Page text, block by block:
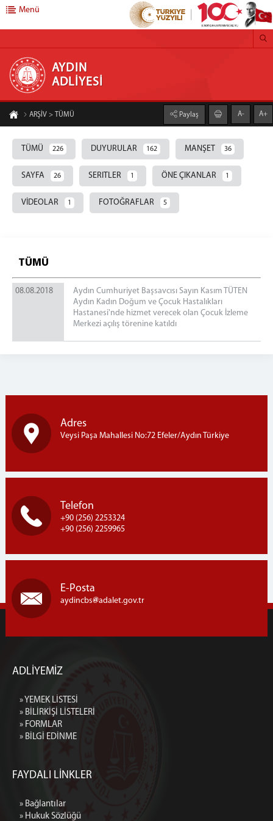
AYDIN ADLİYESİ
C.BAŞSAVCILIĞI
CUMHURİYET BAŞSAVCILIĞI
SAVCILIK BİRİMLERİMİZ
ADALET KOMİSYONU
ADALET KOMİSYONU BAŞKANLIĞI
MAHKEMELER
FAALİYET RAPORLARI
ADM MÜDÜRLÜĞÜ
BİLGİ İŞLEM MÜDÜRLÜĞÜ
İDARİ İŞLER MÜDÜRLÜĞÜ
MEDYA İLETİŞİM BÜROSU
ARABULUCULUK BÜROSU
SEÇİM KURULLARI
YEMEK LİSTESİ
MÜLHAKAT
İLETİŞİM
Menü
AYDIN
ADLİYESİ
ARŞİV > TÜMÜ Paylaş A- A+
TÜMÜ 226 DUYURULAR 162 MANŞET 36
SAYFA 26 SERITLER 1 ÖNE ÇIKANLAR 1
VİDEOLAR 1 FOTOĞRAFLAR 5
TÜMÜ
08.08.2018
Aydın Cumhuriyet Başsavcısı Sayın Kasım TÜTEN
Aydın Kadın Doğum ve Çocuk Hastalıkları
Hastanesi'nde hizmet verecek olan Çocuk İzleme
Merkezi açılış törenine katıldı
Adres
Veysi Paşa Mahallesi No:72 Efeler/Aydın Türkiye
Telefon
+90 (256) 2253324
+90 (256) 2259965
E-Posta
aydincbs adalet.gov.tr
ADLİYEMİZ
» YEMEK LİSTESİ
» BİLİRKİŞİ LİSTELERİ
» FORMLAR
» BİLGİ EDİNME
FAYDALI LİNKLER
» Bağlantılar
» Hukuk Sözlüğü